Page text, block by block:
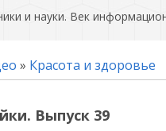
и науки. Век
» Красота и здоровье
Выпуск 39